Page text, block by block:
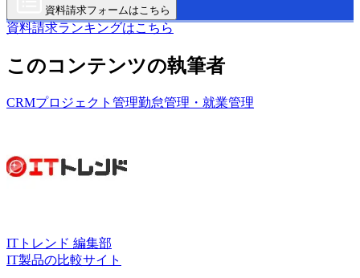
資料請求フォームはこちら
資料請求ランキングはこちら
このコンテンツの執筆者
CRMプロジェクト管理勤怠管理・就業管理
ITトレンド 編集部
IT製品の比較サイト